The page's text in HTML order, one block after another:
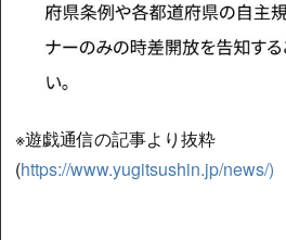
※遊戯通信の記事より抜粋
(https://www.yugitsushin.jp/news/)